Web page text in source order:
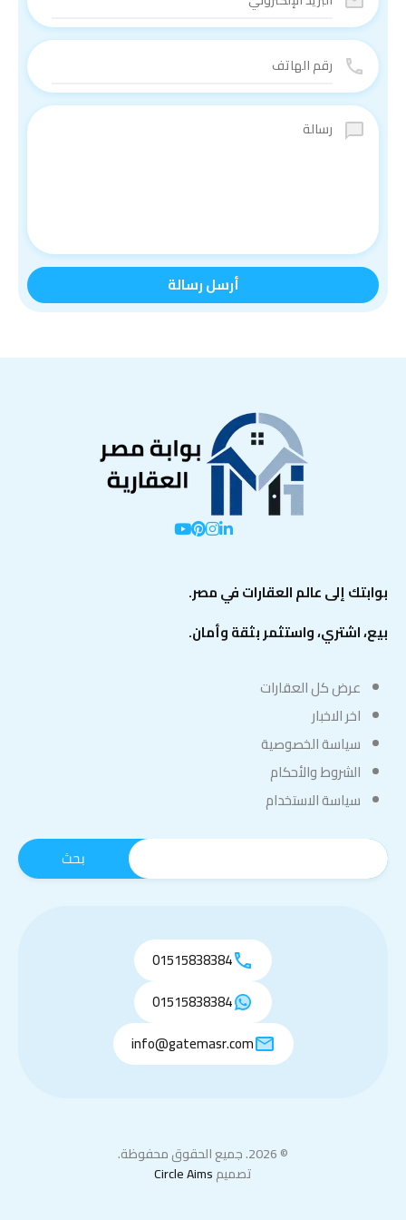
بوابتك إلى عالم العقارات في مصر.
بيع، اشتري، واستثمر بثقة وأمان.
عرض كل العقارات
اخر الاخبار
سياسة الخصوصية
الشروط والأحكام
سياسة الاستخدام
01515838384
01515838384
info@gatemasr.com
© 2026. جميع الحقوق محفوظة.
تصميمCircle Aims